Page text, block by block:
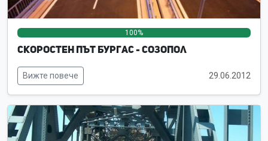
100%
Скоростен път Бургас - Созопол
Вижте повече 29.06.2012